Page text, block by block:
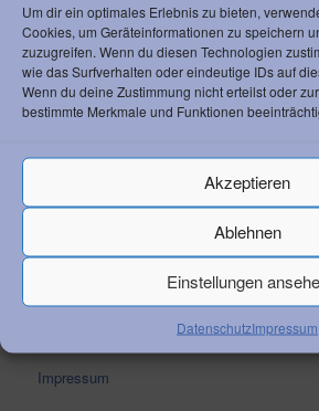
Um dir ein optimales Erlebnis zu bieten,
Cookies, um Geräteinformationen zu speichern
zuzugreifen. Wenn du diesen Technologien
wie das Surfverhalten oder eindeutige IDs auf
Wenn du deine Zustimmung nicht erteilst oder
bestimmte Merkmale und Funktionen
Akzeptieren
Ablehnen
Einstellungen
DatenschutzImpressum
KONTAKT ZUM AC
Athletik Club 1892 Weinheim e. V.
Waidallee 8
69469 Weinheim
Vorstandsvorsitzender Klaus Lerchl
info@ac-weinheim.de
RECHTLICHES
Impressum